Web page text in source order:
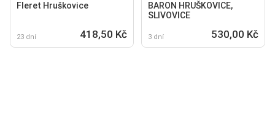
Fleret Hruškovice
23 dní 418,50 Kč
BARON HRUŠKOVICE,
SLIVOVICE
3 dní 530,00 Kč